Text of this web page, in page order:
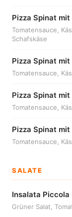
Pizza Spinat
Tomatensauce,
Schafskäse
Pizza Spinat
Tomatensauce,
Pizza Spinat
Tomatensauce,
Pizza Spinat
Tomatensauce,
SALATE
Insalata Piccola
Grüner Salat,